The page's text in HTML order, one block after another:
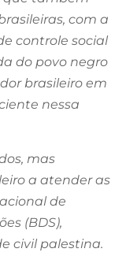
com a
controle social
do povo negro
brasileiro em
nessa
mas
a atender as
de
(BDS),
civil palestina.